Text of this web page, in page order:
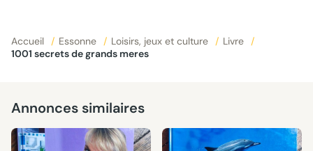
Accueil / Essonne / Loisirs, jeux et culture / Livre
/
1001 secrets de grands meres
Annonces similaires